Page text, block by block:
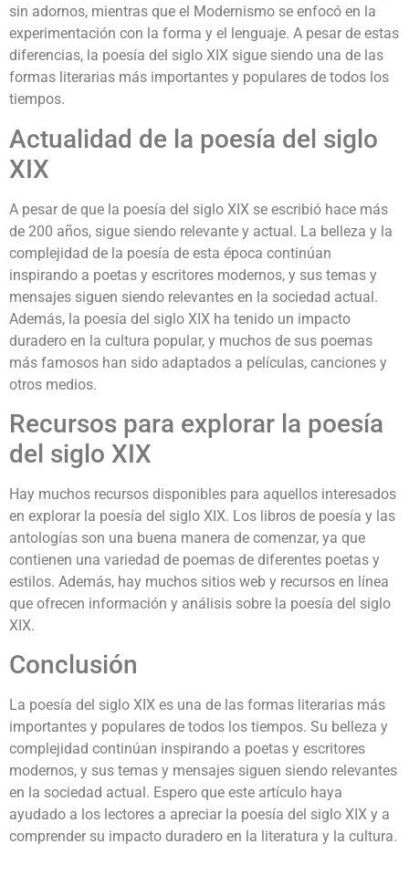
sin adornos, mientras que el Modernismo se enfocó en la
experimentación con la forma y el lenguaje. A pesar de estas
diferencias, la poesía del siglo XIX sigue siendo una de las
formas literarias más importantes y populares de todos los
tiempos.
Actualidad de la poesía del siglo
XIX
A pesar de que la poesía del siglo XIX se escribió hace más
de 200 años, sigue siendo relevante y actual. La belleza y la
complejidad de la poesía de esta época continúan
inspirando a poetas y escritores modernos, y sus temas y
mensajes siguen siendo relevantes en la sociedad actual.
Además, la poesía del siglo XIX ha tenido un impacto
duradero en la cultura popular, y muchos de sus poemas
más famosos han sido adaptados a películas, canciones y
otros medios.
Recursos para explorar la poesía
del siglo XIX
Hay muchos recursos disponibles para aquellos interesados
en explorar la poesía del siglo XIX. Los libros de poesía y las
antologías son una buena manera de comenzar, ya que
contienen una variedad de poemas de diferentes poetas y
estilos. Además, hay muchos sitios web y recursos en línea
que ofrecen información y análisis sobre la poesía del siglo
XIX.
Conclusión
La poesía del siglo XIX es una de las formas literarias más
importantes y populares de todos los tiempos. Su belleza y
complejidad continúan inspirando a poetas y escritores
modernos, y sus temas y mensajes siguen siendo relevantes
en la sociedad actual. Espero que este artículo haya
ayudado a los lectores a apreciar la poesía del siglo XIX y a
comprender su impacto duradero en la literatura y la cultura.